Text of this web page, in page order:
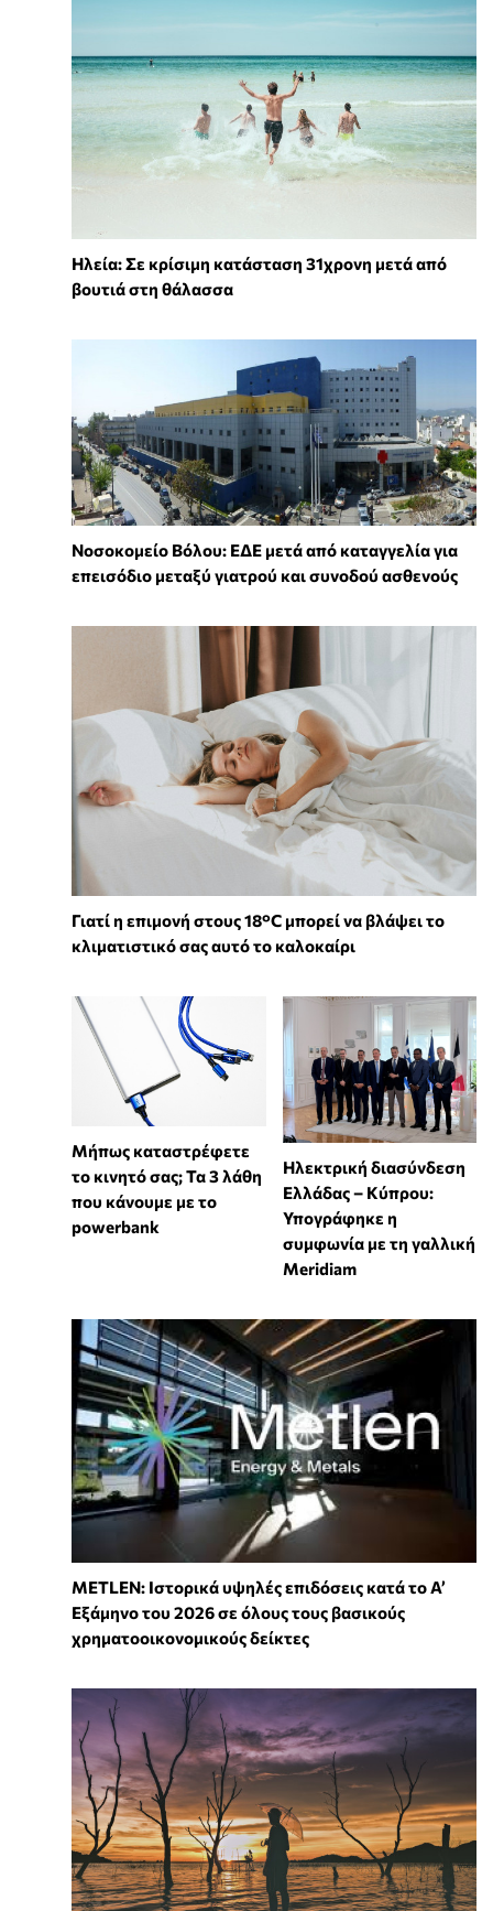
Ηλεία: Σε κρίσιμη κατάσταση 31χρονη μετά από
βουτιά στη θάλασσα
Νοσοκομείο Βόλου: ΕΔΕ μετά από καταγγελία για
επεισόδιο μεταξύ γιατρού και συνοδού ασθενούς
Γιατί η επιμονή στους 18°C μπορεί να βλάψει το
κλιματιστικό σας αυτό το καλοκαίρι
Μήπως καταστρέφετε
το κινητό σας; Τα 3 λάθη
που κάνουμε με το
powerbank
Ηλεκτρική διασύνδεση
Ελλάδας – Κύπρου:
Υπογράφηκε η
συμφωνία με τη γαλλική
Meridiam
METLEN: Ιστορικά υψηλές επιδόσεις κατά το Α’
Εξάμηνο του 2026 σε όλους τους βασικούς
χρηματοοικονομικούς δείκτες